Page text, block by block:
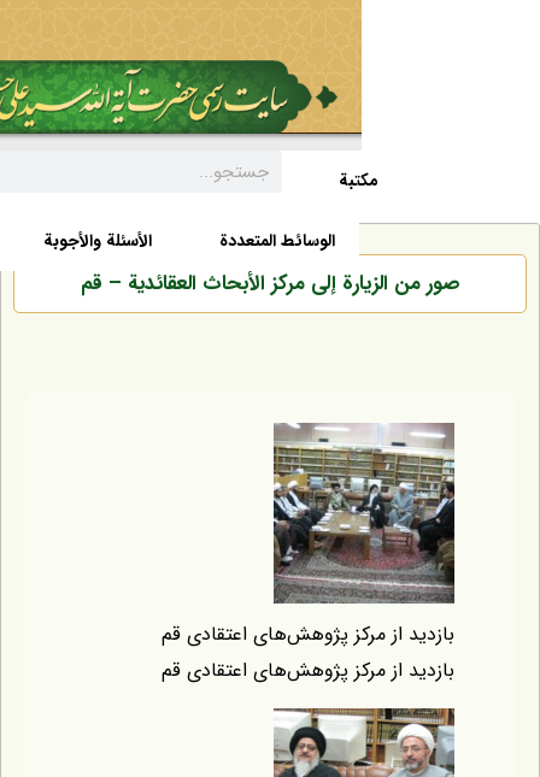
الأخبار السيرة الذاتية
الأسئلة والأجوبة الوسائط المتعددة
من الزيارة إلى مرکز الأبحاث العقائدية – قم
از مرکز پژوهش‌های اعتقادی قم
از مرکز پژوهش‌های اعتقادی قم